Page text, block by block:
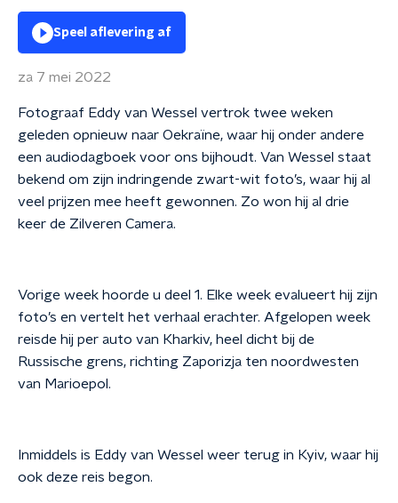
Speel aflevering af
za 7 mei 2022
Fotograaf Eddy van Wessel vertrok twee weken
geleden opnieuw naar Oekraïne, waar hij onder andere
een audiodagboek voor ons bijhoudt. Van Wessel staat
bekend om zijn indringende zwart-wit foto’s, waar hij al
veel prijzen mee heeft gewonnen. Zo won hij al drie
keer de Zilveren Camera.
Vorige week hoorde u deel 1. Elke week evalueert hij zijn
foto’s en vertelt het verhaal erachter. Afgelopen week
reisde hij per auto van Kharkiv, heel dicht bij de
Russische grens, richting Zaporizja ten noordwesten
van Marioepol.
Inmiddels is Eddy van Wessel weer terug in Kyiv, waar hij
ook deze reis begon.